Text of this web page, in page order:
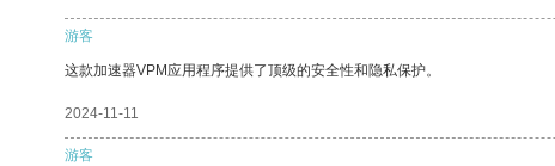
游客
这款加速器VPM应用程序提供了顶级的安全性和隐私保护。
2024-11-11
游客